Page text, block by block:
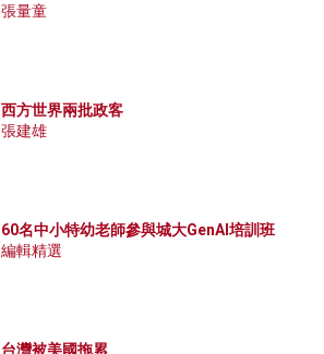
張量童
西方世界兩批政客
張建雄
60名中小特幼老師參與城大GenAI培訓班
編輯精選
台灣被美國拖累